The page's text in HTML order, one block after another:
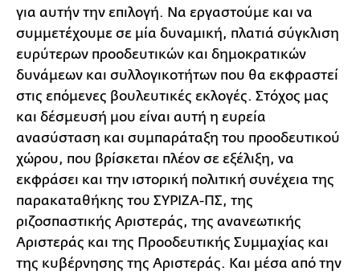
για αυτήν την επιλογή. Να εργαστούμε και να
συμμετέχουμε σε μία δυναμική, πλατιά σύγκλιση
ευρύτερων προοδευτικών και δημοκρατικών
δυνάμεων και συλλογικοτήτων που θα εκφραστεί
στις επόμενες βουλευτικές εκλογές. Στόχος μας
και δέσμευσή μου είναι αυτή η ευρεία
ανασύσταση και συμπαράταξη του προοδευτικού
χώρου, που βρίσκεται πλέον σε εξέλιξη, να
εκφράσει και την ιστορική πολιτική συνέχεια της
παρακαταθήκης του ΣΥΡΙΖΑ-ΠΣ, της
ριζοσπαστικής Αριστεράς, της ανανεωτικής
Αριστεράς και της Προοδευτικής Συμμαχίας και
της κυβέρνησης της Αριστεράς. Και μέσα από την